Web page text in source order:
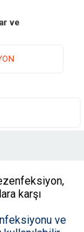
ve
karşı
ve